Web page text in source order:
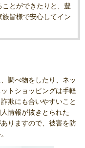
とができたりと、豊
皆様で安心してイン
調べ物をしたり、ネッ
トショッピングは手軽
欺にも合いやすいこと
情報が抜きとられた
りますので、被害を防